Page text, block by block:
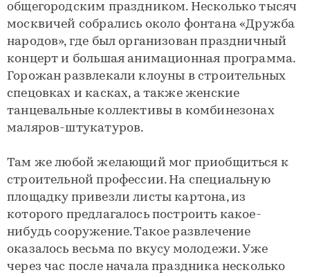
общегородским праздником. Несколько тысяч
москвичей собрались около фонтана «Дружба
народов», где был организован праздничный
концерт и большая анимационная программа.
Горожан развлекали клоуны в строительных
спецовках и касках, а также женские
танцевальные коллективы в комбинезонах
маляров-штукатуров.
Там же любой желающий мог приобщиться к
строительной профессии. На специальную
площадку привезли листы картона, из
которого предлагалось построить какое-
нибудь сооружение. Такое развлечение
оказалось весьма по вкусу молодежи. Уже
через час после начала праздника несколько